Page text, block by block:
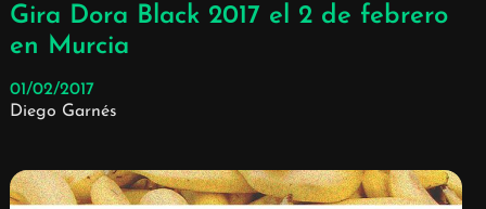
Gira Dora Black 2017 el 2 de febrero
en Murcia
01/02/2017
Diego Garnés